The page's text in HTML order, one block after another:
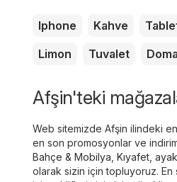
Iphone Kahve
Limon
Tuvalet
Afşin'teki
Web sitemizde Afşin ilindeki
en son promosyonlar ve
Bahçe & Mobilya Kıyafet,
olarak sizin için topluyoruz.